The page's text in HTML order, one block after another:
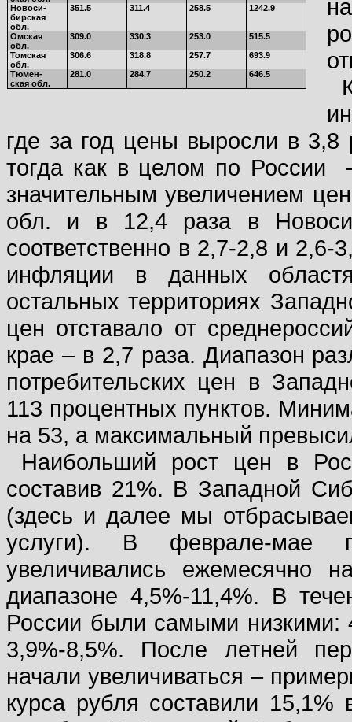
Новоси-
биpская
обл.
351.5 311.4 258.5 1242.9
Омская
обл.
309.0 330.3 253.0
515.5
Томская
обл.
306.6 318.8 257.7
693.9
Тюмен-
ская обл.
281.0 284.7 250.2 646.5
где за год цены выросли в
тогда как в целом по России
значительным увеличением
обл. и в 12,4 раза в
соответственно в 2,7-2,8 и 2,6-
инфляции в данных
остальных территориях
цен отставало от
крае – в 2,7 раза. Диапазон
потребительских цен в
113 процентных пунктов.
на 53, а максимальный
Наибольший рост цен в
составив 21%. В Западной
(здесь и далее мы
услуги). В феврале-мае
увеличивались
диапазоне 4,5%-11,4%. В
России были самыми
3,9%-8,5%. После летней
начали увеличиваться –
курса рубля составили